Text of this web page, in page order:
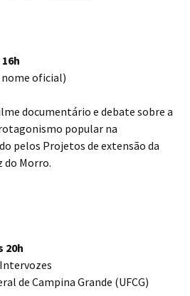
oficial)
documentário e debate sobre a
popular na
pelos Projetos de extensão da
do Morro.
20h
de Campina Grande (UFCG)